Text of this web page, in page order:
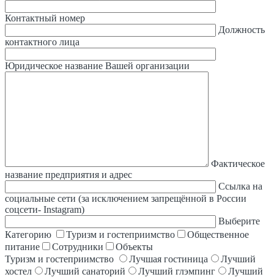
Контактный номер
Должность
контактного лица
Юридическое название Вашей организации
Фактическое
название предприятия и адрес
Ссылка на
социальные сети (за исключением запрещённой в России
соцсети- Instagram)
Выберите
Категорию
Туризм и гостеприимство
Общественное
питание
Сотрудники
Объекты
Туризм и гостеприимство
Лучшая гостиница
Лучший
хостел
Лучший санаторий Лучший глэмпинг
Лучший